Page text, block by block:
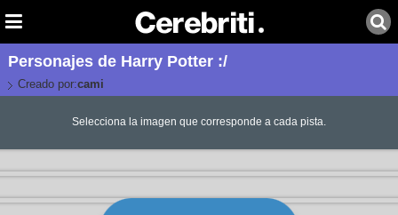
Personajes de Harry Potter :/
Creado por:cami
Selecciona la imagen que corresponde a cada pista.